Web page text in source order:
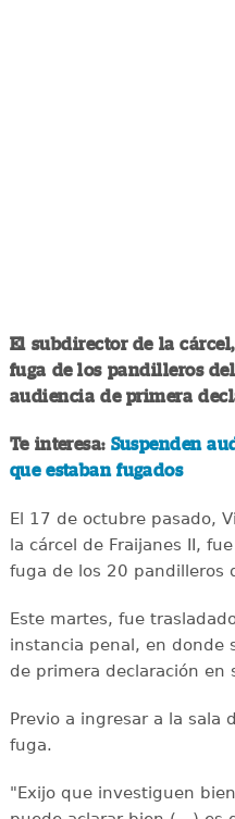
El subdirector de la
fuga de los pandilleros
audiencia de primera
Te interesa:Suspenden
que estaban fugados
El 17 de octubre pasado,
la cárcel de Fraijanes II,
fuga de los 20 pandilleros
Este martes, fue
instancia penal, en donde
de primera declaración en
Previo a ingresar a la sala
fuga.
"Exijo que investiguen